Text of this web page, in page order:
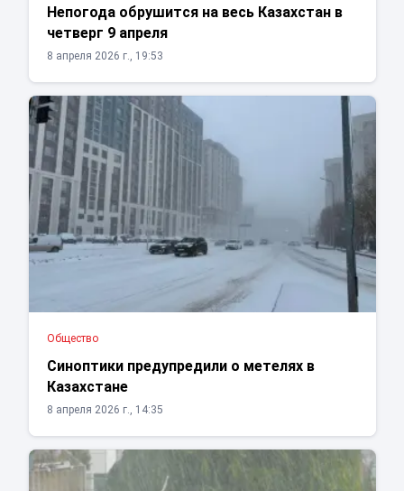
Непогода обрушится на весь Казахстан в
четверг 9 апреля
8 апреля 2026 г., 19:53
Общество
Синоптики предупредили о метелях в
Казахстане
8 апреля 2026 г., 14:35